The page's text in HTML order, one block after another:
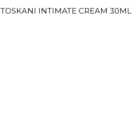
TOSKANI INTIMATE CREAM 30ML